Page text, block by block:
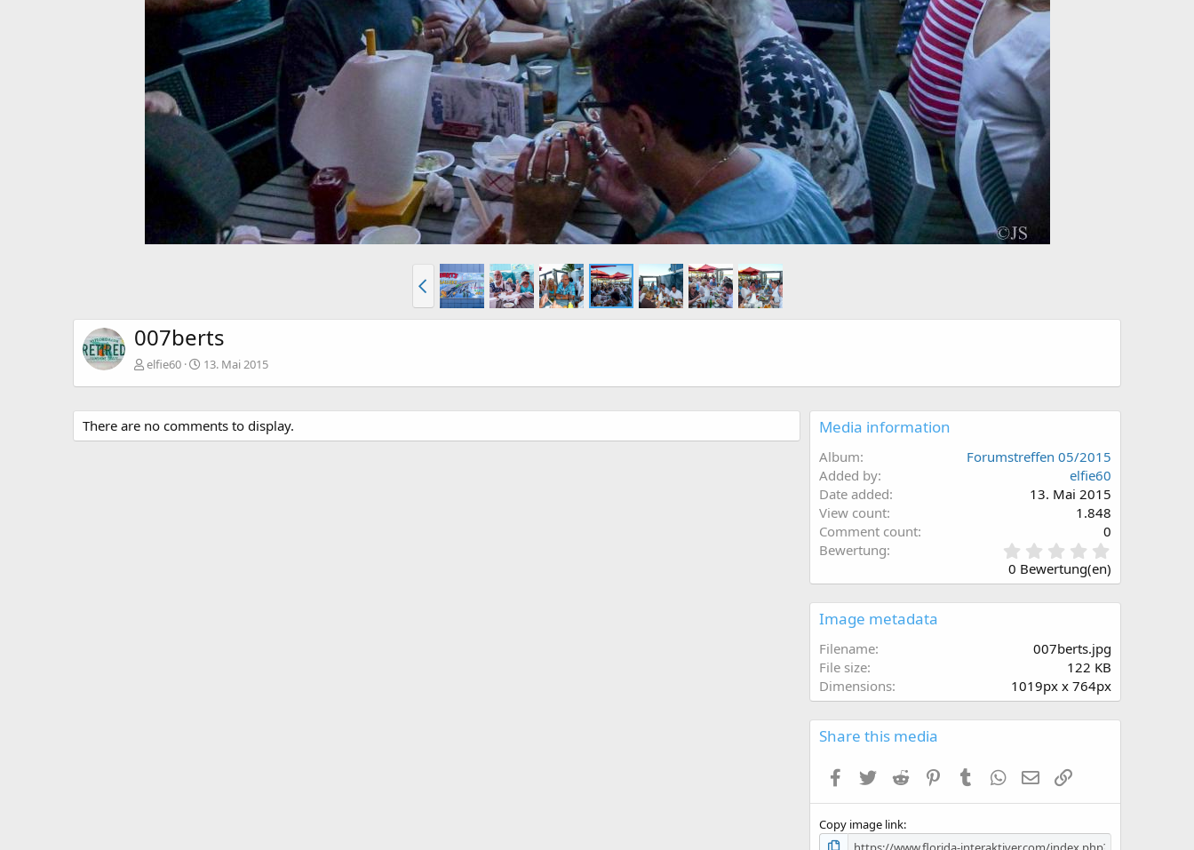
007berts
elfie60 13. Mai 2015
There are no comments to display. Media information
Album
Forumstreffen 05/2015
Added by
elfie60
Date added
13. Mai 2015
View count
1.848
Comment count
0
Bewertung
0
0
(
)
0 Bewertung(en)
Image metadata
Filename
007berts.jpg
File size
122 KB
Dimensions
1019px x 764px
Share this media
Facebook
Twitter Reddit PinterestTumblr WhatsApp
E-Mail
Copy image link